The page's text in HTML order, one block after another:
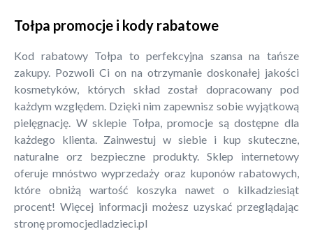
Tołpa promocje i kody rabatowe
Kod rabatowy Tołpa to perfekcyjna szansa na tańsze
zakupy. Pozwoli Ci on na otrzymanie doskonałej jakości
kosmetyków, których skład został dopracowany pod
każdym względem. Dzięki nim zapewnisz sobie wyjątkową
pielęgnację. W sklepie Tołpa, promocje są dostępne dla
każdego klienta. Zainwestuj w siebie i kup skuteczne,
naturalne orz bezpieczne produkty. Sklep internetowy
oferuje mnóstwo wyprzedaży oraz kuponów rabatowych,
które obniżą wartość koszyka nawet o kilkadziesiąt
procent! Więcej informacji możesz uzyskać przeglądając
stronę promocjedladzieci.pl